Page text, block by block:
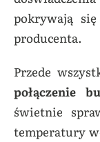
pokrywają
producenta.
Przede
połączenie
świetnie
temperatury